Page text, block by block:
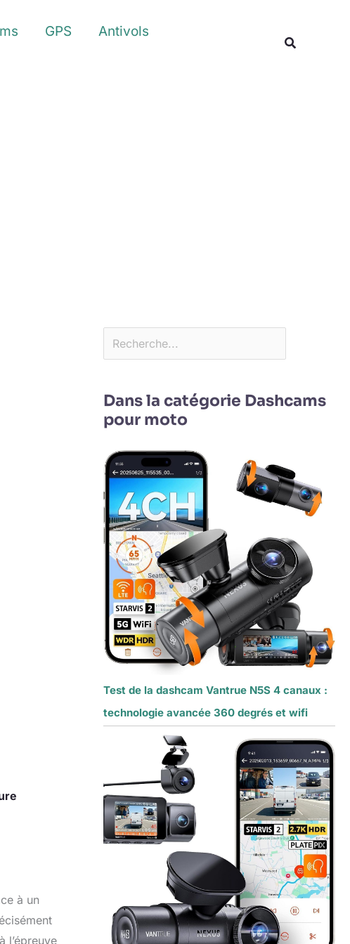
GPS
Antivols
à un
l’épreuve
Dans la catégorie Dashcams
pour moto
Test de la dashcam Vantrue N5S 4 canaux :
technologie avancée 360 degrés et wifi